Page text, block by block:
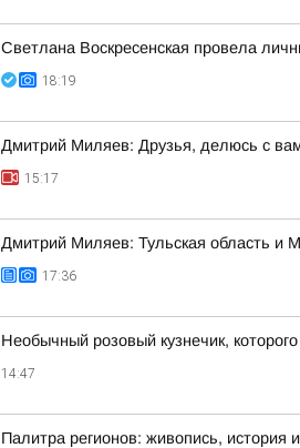
Светлана Воскресенская провела
18:19
Дмитрий Миляев: Друзья, делюсь с
15:17
Дмитрий Миляев: Тульская область и
17:36
Необычный розовый кузнечик,
14:47
Палитра регионов: живопись, история